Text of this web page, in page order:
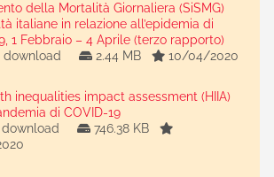
della Mortalità Giornaliera (SiSMG)
italiane in relazione all’epidemia di
1 Febbraio – 4 Aprile (terzo rapporto)
download
2.44 MB 10/04/2020
inequalities impact assessment (HIIA)
di COVID-19
download
746.38 KB